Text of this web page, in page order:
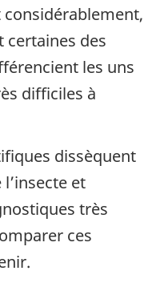
certaines des
les uns
difficiles à
dissèquent
et
très
ces